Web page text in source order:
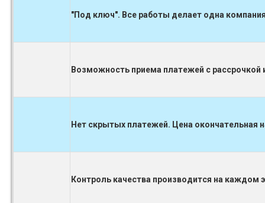
"Под ключ". Все работы делает одна
Возможность приема платежей с рассрочкой
Нет скрытых платежей. Цена окончательная
Контроль качества производится на